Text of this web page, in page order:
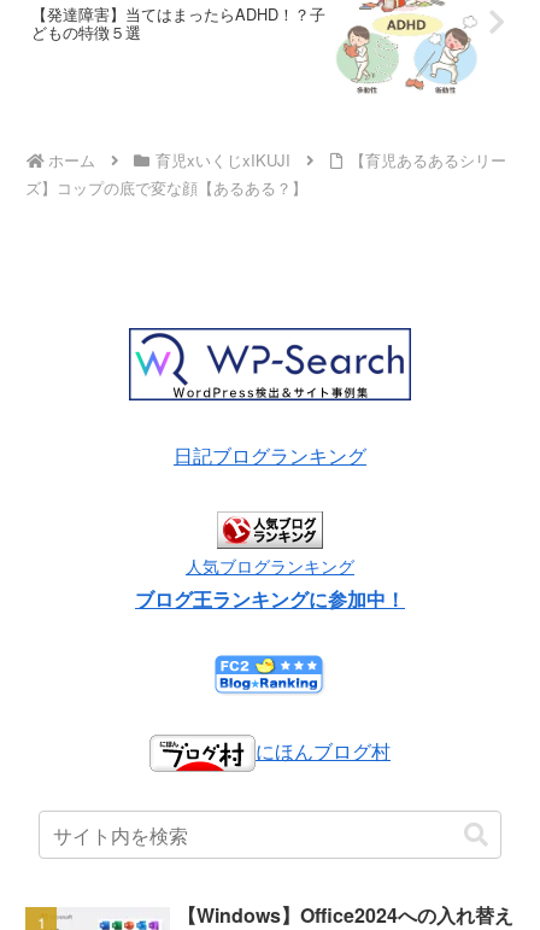
【発達障害】当てはまったらADHD！？子
どもの特徴５選
ホーム 育児xいくじxIKUJI
【育児あるあるシリー
ズ】コップの底で変な顔【あるある？】
日記ブログランキング
人気ブログランキング
ブログ王ランキングに参加中！
にほんブログ村
【Windows】Office2024への入れ替え